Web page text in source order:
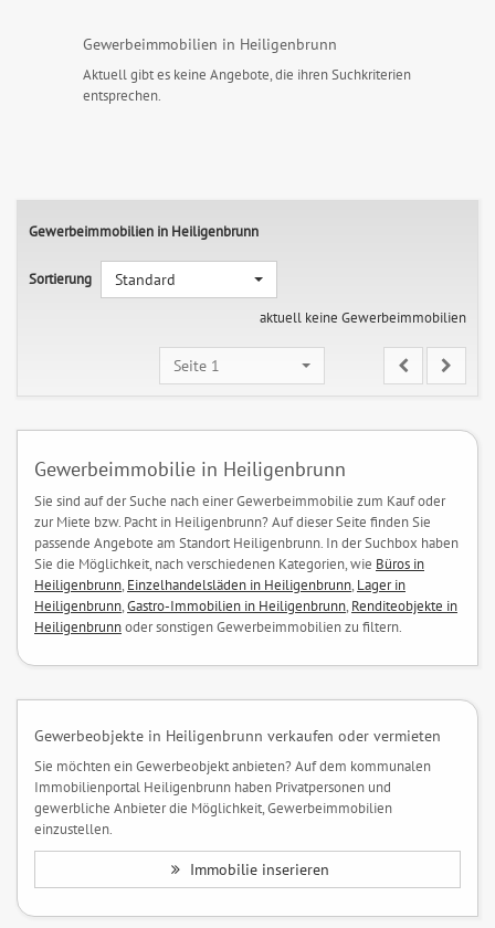
Gewerbeimmobilien in Heiligenbrunn
Aktuell gibt es keine Angebote, die ihren Suchkriterien
entsprechen.
Gewerbeimmobilien in Heiligenbrunn
Sortierung
Standard
aktuell keine Gewerbeimmobilien
Seite 1
Gewerbeimmobilie in Heiligenbrunn
Sie sind auf der Suche nach einer Gewerbeimmobilie zum Kauf oder
zur Miete bzw. Pacht in Heiligenbrunn? Auf dieser Seite finden Sie
passende Angebote am Standort Heiligenbrunn. In der Suchbox haben
Sie die Möglichkeit, nach verschiedenen Kategorien, wie Büros in
Heiligenbrunn, Einzelhandelsläden in Heiligenbrunn, Lager in
Heiligenbrunn,Gastro-Immobilien in Heiligenbrunn, Renditeobjekte in
Heiligenbrunnoder sonstigen Gewerbeimmobilien zu filtern.
Gewerbeobjekte in Heiligenbrunn verkaufen oder vermieten
Sie möchten ein Gewerbeobjekt anbieten? Auf dem kommunalen
Immobilienportal Heiligenbrunn haben Privatpersonen und
gewerbliche Anbieter die Möglichkeit, Gewerbeimmobilien
einzustellen.
Immobilie inserieren